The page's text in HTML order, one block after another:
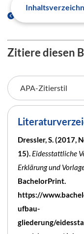
Zitiere diesen
Dressler, S. (2017,
15). Eidesstattliche
Erklärung und
BachelorPrint.
https://
ufbau-
gliederung/